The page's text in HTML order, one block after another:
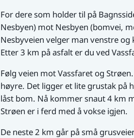
For dere som holder til på
Nesbyen) mot Nesbyen (bomvei,
Nesbyveien velger man venstre
Etter 3 km på asfalt er du ved
Følg veien mot Vassfaret og
høyre. Det ligger et lite grustak på
låst bom. Nå kommer snaut 4 km
Strøen er i ferd med å vokse igjen.
De neste 2 km går på små